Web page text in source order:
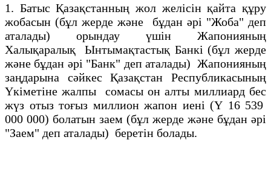
1. Батыс Қазақстанның жол желiсiн қайта құру
жобасын (бұл жерде және бұдан әрi "Жоба" деп
аталады) орындау үшiн Жапонияның
Халықаралық Ынтымақтастық Банкi (бұл жерде
және бұдан әрi "Банк" деп аталады) Жапонияның
заңдарына сәйкес Қазақстан Республикасының
Үкiметiне жалпы сомасы он алты миллиард бес
жүз отыз тоғыз миллион жапон иенi (Ү 16 539
000 000) болатын заем (бұл жерде және бұдан әрi
"Заем" деп аталады) беретiн болады.